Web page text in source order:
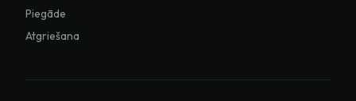
Piegāde
Atgriešana